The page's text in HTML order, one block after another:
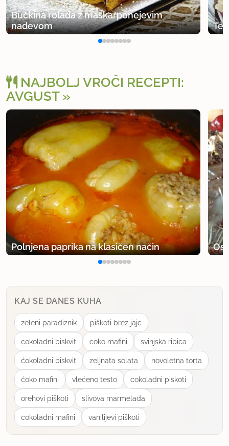
Bučkina rolada z maskarponejevim
nadevom
NAJBOLJ VROČI RECEPTI:
AVGUST
Polnjena paprika na klasičen način
KAJ SE DANES KUHA
zeleni paradiznik piškoti brez jajc
cokoladni biskvit coko mafini svinjska ribica
ćokoladni biskvit zeljnata solata novoletna torta
ćoko mafini vlećeno testo cokoladni piskoti
orehovi piškoti slivova marmelada
cokoladni mafini vanilijevi piškoti